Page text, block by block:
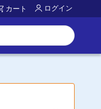
カート ログイン